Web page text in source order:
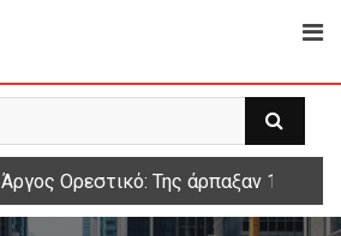
Άργος Ορεστικό: Της άρπαξαν 15.000